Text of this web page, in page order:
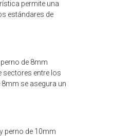
permite una
estándares de
de 8mm
sectores entre los
se asegura un
perno de 10mm